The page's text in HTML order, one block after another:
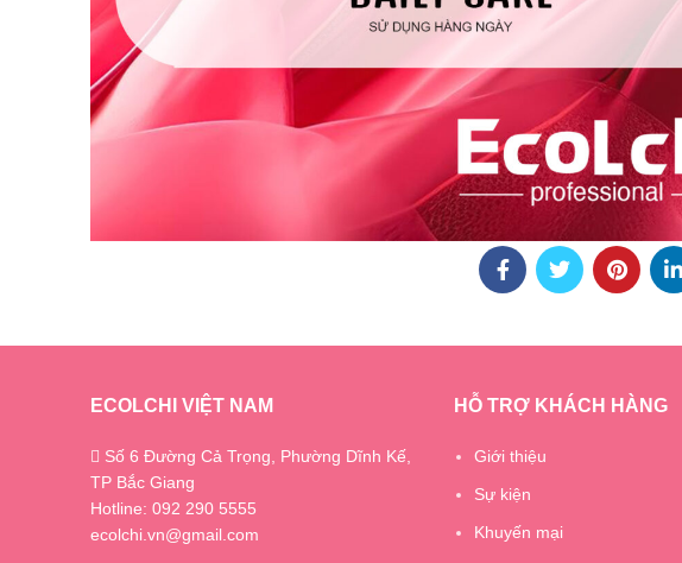
ECOLCHI VIỆT NAM
Số 6 Đường Cả Trọng, Phường Dĩnh Kế,
TP Bắc Giang
Hotline: 092 290 5555
ecolchi.vn@gmail.com
HỖ TRỢ KHÁCH HÀNG
Giới thiệu
Sự kiện
Khuyến mại